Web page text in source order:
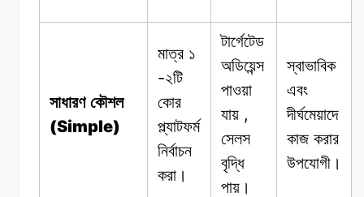
সাধারণ কৌশল
(Simple)
মাত্র ১
-২টি
কোর
প্ল্যাটফর্ম
নির্বাচন
করা।
টার্গেটেড
অডিয়েন্স
পাওয়া
যায় ,
সেলস
বৃদ্ধি
পায়।
স্বাভাবিক
এবং
দীর্ঘমেয়াদে
কাজ করার
উপযোগী।